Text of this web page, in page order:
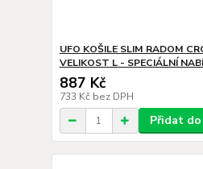
UFO KOŠILE SLIM RADOM
VELIKOST L - SPECIÁLNÍ
887 Kč
733 Kč bez DPH
Přidat